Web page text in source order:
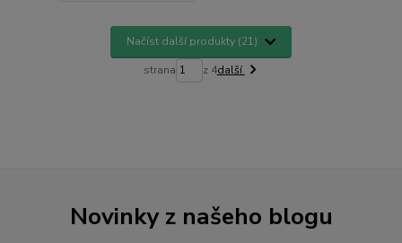
Načíst další produkty (21)
strana z 4další
Novinky z našeho blogu